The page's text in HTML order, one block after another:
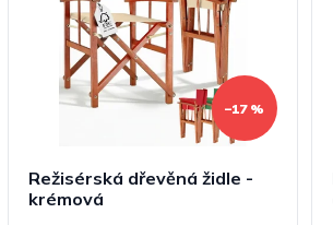
–17 %
Režisérská dřevěná židle -
krémová